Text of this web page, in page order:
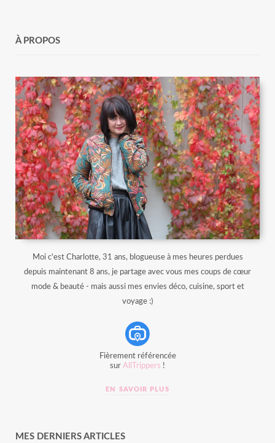
À PROPOS
Moi c'est Charlotte, 31 ans, blogueuse à mes heures perdues
depuis maintenant 8 ans, je partage avec vous mes coups de cœur
mode & beauté - mais aussi mes envies déco, cuisine, sport et
voyage :)
Fièrement référencée
sur AllTrippers !
EN SAVOIR PLUS
MES DERNIERS ARTICLES